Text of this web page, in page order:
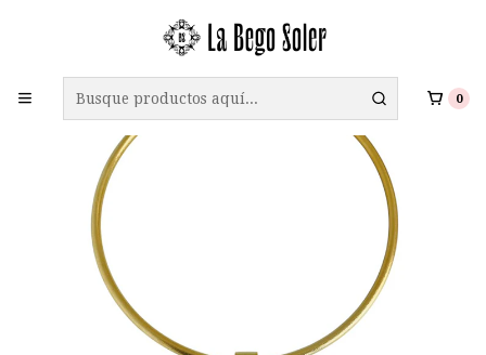
0
ENVÍO GRATIS A TODO CHILE EN COMPRAS SOBRE $69.990